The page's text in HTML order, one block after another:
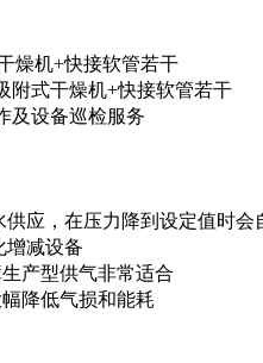
燥机+快接软管若干
附式干燥机+快接软管若干
及设备巡检服务
应，在压力降到设定值时会
增减设备
产型供气非常适合
降低气损和能耗